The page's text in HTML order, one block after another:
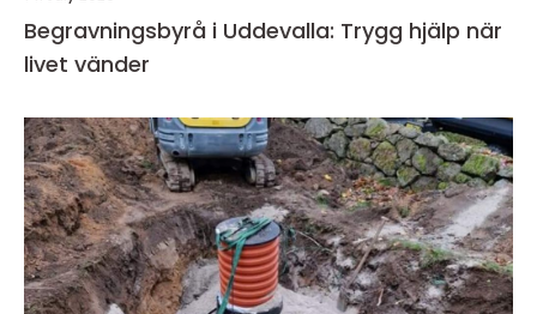
Begravningsbyrå i Uddevalla: Trygg hjälp när
livet vänder